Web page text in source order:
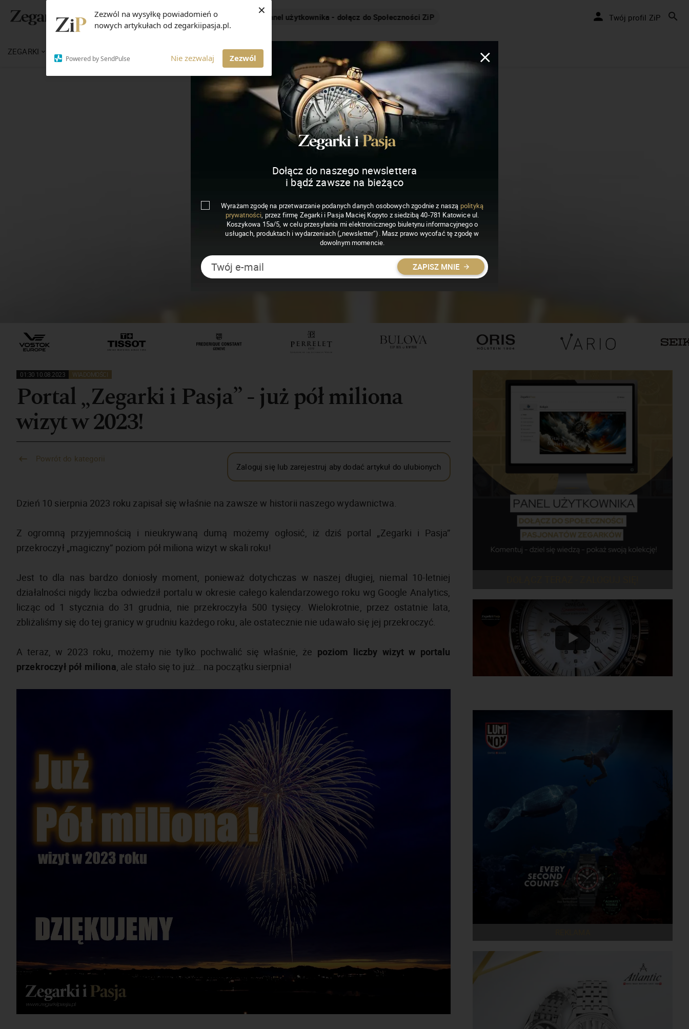
Zezwól na wysyłkę powiadomień o
nowych artykułach od zegarkiipasja.pl.
Powered by SendPulse Nie zezwalaj Zezwól
× Nakręcamy pozytywnie... cały czas! Twój profil ZiP
ZEGARKI MAGAZYN ZEGARKI I PASJA
01:30 10.08.2023 WIADOMOŚCI
Portal „Zegarki i Pasja” - już pół miliona
wizyt w 2023!
Powrót do kategorii
Zaloguj się lub zarejestruj aby dodać artykuł do ulubionych
Dzień 10 sierpnia 2023 roku zapisał się właśnie na zawsze w historii naszego wydawnictwa.
Z ogromną przyjemnością i nieukrywaną dumą możemy ogłosić, iż dziś portal „Zegarki i Pasja”
przekroczył „magiczny” poziom pół miliona wizyt w skali roku!
Jest to dla nas bardzo doniosły moment, ponieważ dotychczas w naszej długiej, niemal 10-letniej
działalności nigdy liczba odwiedził portalu w okresie całego kalendarzowego roku wg Google Analytics,
licząc od 1 stycznia do 31 grudnia, nie przekroczyła 500 tysięcy. Wielokrotnie, przez ostatnie lata,
zbliżaliśmy się do tej granicy w grudniu każdego roku, ale ostatecznie nie udawało się jej przekroczyć.
A teraz, w 2023 roku, możemy nie tylko pochwalić się właśnie, że poziom liczby wizyt w portalu
przekroczył pół miliona , ale stało się to już… na początku sierpnia!
Dołącz do naszego newslettera
i bądź zawsze na bieżąco
Wyrażam zgodę na przetwarzanie podanych danych osobowych zgodnie z naszą polityką
prywatności, przez firmę Zegarki i Pasja Maciej Kopyto z siedzibą 40-781 Katowice ul.
Koszykowa 15a/5, w celu przesyłania mi elektronicznego biuletynu informacyjnego o
usługach, produktach i wydarzeniach („newsletter”). Masz prawo wycofać tę zgodę w
dowolnym momencie.
ZAPISZ MNIE